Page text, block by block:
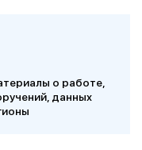
о работе,
данных